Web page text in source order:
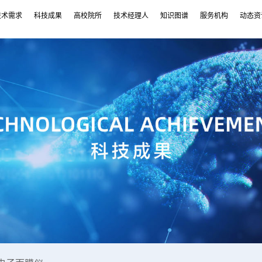
术需求 科技成果 高校院所 技术经理人 知识图谱 服务机构 动态